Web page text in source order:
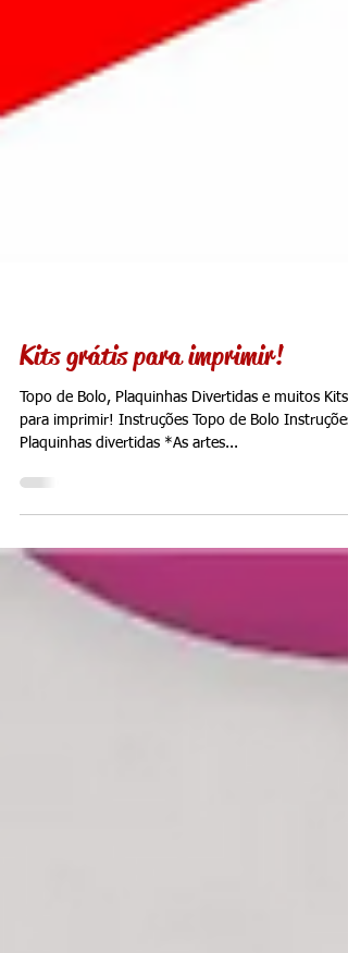
Kits grátis para imprimir!
para imprimir! Instruções Topo de Bolo Instruções
Plaquinhas divertidas *As artes...